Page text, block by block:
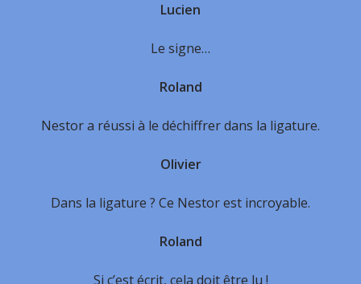
Lucien
Le signe…
Roland
Nestor a réussi à le déchiffrer dans la ligature.
Olivier
Dans la ligature ? Ce Nestor est incroyable.
Roland
Si c’est écrit, cela doit être lu !